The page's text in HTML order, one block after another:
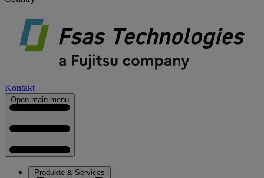
Kontakt
Open main menu
Produkte & Services